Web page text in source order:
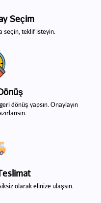
Seçim
seçin, teklif isteyin.
dönüş yapsın. Onaylayın
olarak elinize ulaşsın.